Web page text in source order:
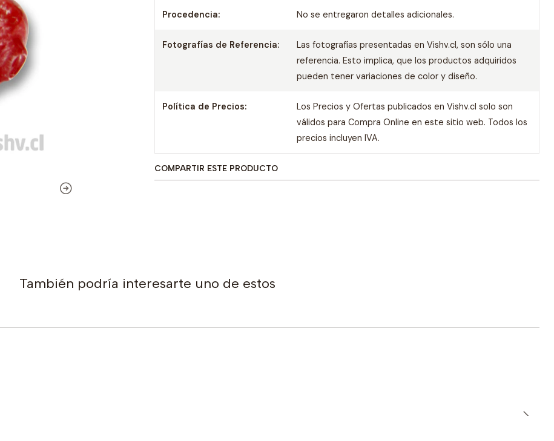
Procedencia: No se entregaron detalles adicionales.
Fotografías de Referencia:
Las fotografías presentadas en Vishv.cl, son sólo una
referencia. Esto implica, que los productos adquiridos
pueden tener variaciones de color y diseño.
Política de Precios:
Los Precios y Ofertas publicados en Vishv.cl solo son
válidos para Compra Online en este sitio web. Todos los
precios incluyen IVA.
COMPARTIR ESTE PRODUCTO
También podría interesarte uno de estos